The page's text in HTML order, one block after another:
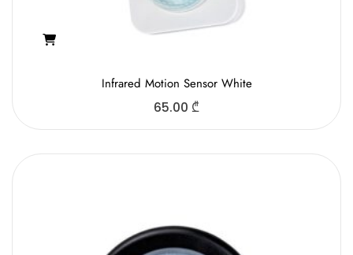
Infrared Motion Sensor White
65.00 ₾